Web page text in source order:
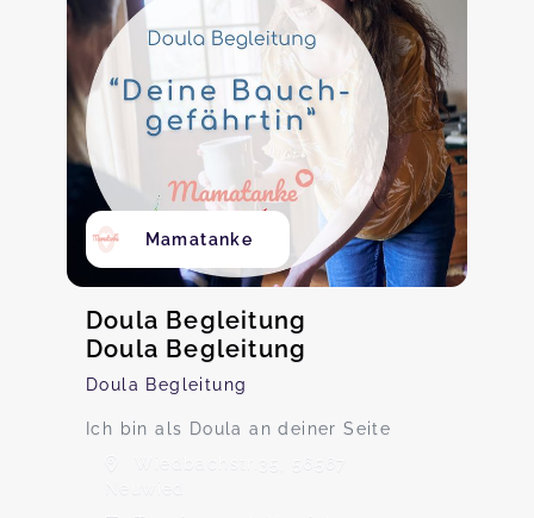
Mamatanke
Doula Begleitung
Doula Begleitung
Doula Begleitung
Ich bin als Doula an deiner Seite
Wiedbachstr.35, 56567